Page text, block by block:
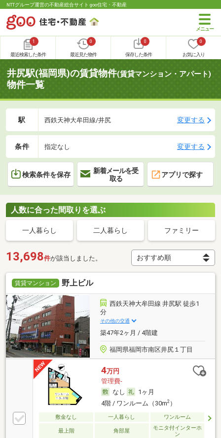
NTTグループ運営の不動産総合サイト goo住宅・不動産
1
最近検索した条件
0
最近見た物件
0
保存した条件
0
お気に入り
井尻駅(福岡県)の賃貸物件(賃貸マンション・アパート)
物件一覧
駅 西鉄天神大牟田線/井尻 変更する
条件 指定なし 変更する
検索条件を保存
新着メールを受
取る
アプリで探す
人数に合った間取りを選ぶ
一人暮らし 二人暮らし ファミリー
13,698件が該当しました。
賃貸マンション 野上ビル
西鉄天神大牟田線 井尻駅 徒歩1
分
その他の交通
築47年2ヶ月 / 4階建
福岡県福岡市南区井尻１丁目
4万円
管理費-
なし
1ヶ月
4階 / ワンルーム（30m2）
敷金なし 一人暮らし ワンルーム
最上階 角部屋
モニタ付インターホ
ン